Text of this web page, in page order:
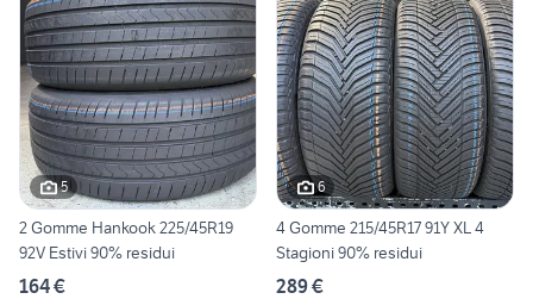
5
2 Gomme Hankook 225/45R19
92V Estivi 90% residui
164 €
6
4 Gomme 215/45R17 91Y XL 4
Stagioni 90% residui
289 €